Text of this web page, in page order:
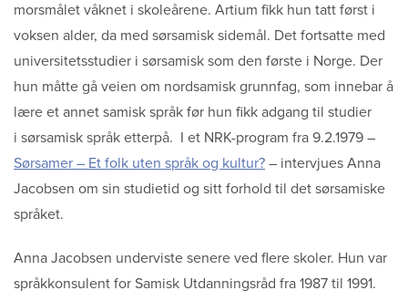
Sitemap
morsmålet våknet i skoleårene. Artium fikk hun tatt først i
voksen alder, da med sørsamisk sidemål. Det fortsatte med
universitetsstudier i sørsamisk som den første i Norge. Der
hun måtte gå veien om nordsamisk grunnfag, som innebar å
lære et annet samisk språk før hun fikk adgang til studier
i sørsamisk språk etterpå. I et NRK-program fra 9.2.1979 –
Sørsamer – Et folk uten språk og kultur? – intervjues Anna
Jacobsen om sin studietid og sitt forhold til det sørsamiske
språket.
Anna Jacobsen underviste senere ved flere skoler. Hun var
språkkonsulent for Samisk Utdanningsråd fra 1987 til 1991.